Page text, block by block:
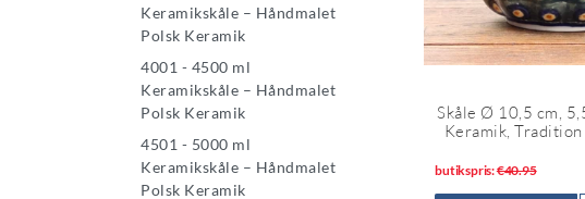
Keramikskåle – Håndmalet
Polsk Keramik
4001 - 4500 ml
Keramikskåle – Håndmalet
Polsk Keramik
4501 - 5000 ml
Keramikskåle – Håndmalet
Polsk Keramik
Skåle Ø 10,5 cm,
Keramik,
butikspris:€40.95